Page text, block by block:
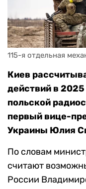
115-я отдельная
Киев
действий в
польской
первый вице-
Украины Юлия
По словам
считают
России